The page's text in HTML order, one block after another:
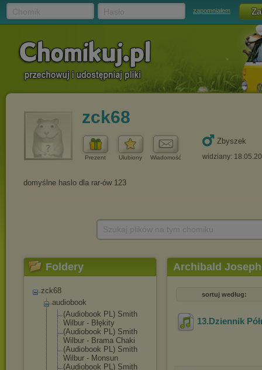
zapomniałem
zck68
Prezent Ulubiony Wiadomość
Zbyszek
widziany:
Foldery
zck68
audiobook
(Audiobook PL) Smith
Wilbur - Błękity
(Audiobook PL) Smith
Wilbur - Brama Chaki
(Audiobook PL) Smith
Wilbur - Monsun
(Audiobook PL) Smith
Archibald
sortuj według:
13.Dziennik